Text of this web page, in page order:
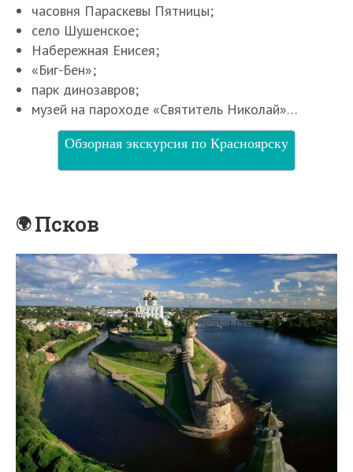
часовня Параскевы Пятницы;
село Шушенское;
Набережная Енисея;
«Биг-Бен»;
парк динозавров;
музей на пароходе «Святитель Николай»…
Обзорная экскурсия по Красноярску
Псков